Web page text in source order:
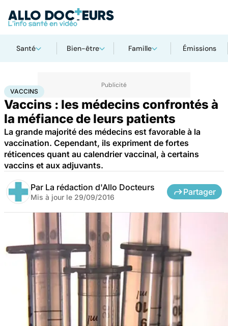
Santé Bien-être Famille Émissions
AccueilSanté Vaccins
VACCINS
Vaccins : les médecins confrontés à
la méfiance de leurs patients
La grande majorité des médecins est favorable à la
vaccination. Cependant, ils expriment de fortes
réticences quant au calendrier vaccinal, à certains
vaccins et aux adjuvants.
Par La rédaction d'Allo Docteurs
Mis à jour le 29/09/2016
Partager